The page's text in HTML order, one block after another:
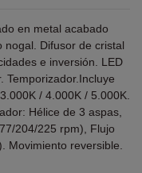
en metal acabado
nogal. Difusor de cristal
e inversión. LED
Temporizador.Incluye
/ 4.000K / 5.000K.
Hélice de 3 aspas,
204/225 rpm), Flujo
Movimiento reversible.